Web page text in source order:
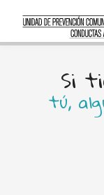
Si ti
tú, alg
de